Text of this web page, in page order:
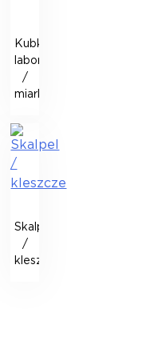
Kubki
laboratoryjne
/
miarki
Skalpel
/
kleszcze